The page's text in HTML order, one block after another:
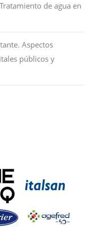
de agua en
Aspectos
públicos y